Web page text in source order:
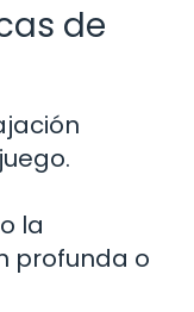
de
la
profunda o